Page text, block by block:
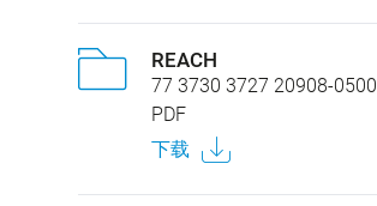
REACH
77 3730 3727 20908-0500
PDF
下载